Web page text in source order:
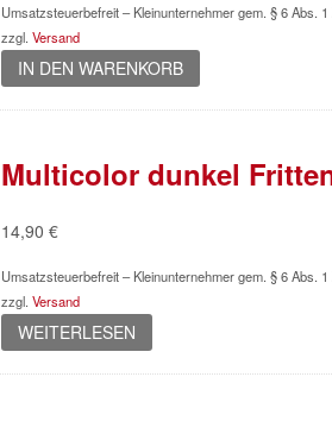
Umsatzsteuerbefreit – Kleinunternehmer gem. § 6 Abs.
zzgl. Versand
IN DEN WARENKORB
Multicolor dunkel
14,90 €
Umsatzsteuerbefreit – Kleinunternehmer gem. § 6 Abs.
zzgl. Versand
WEITERLESEN